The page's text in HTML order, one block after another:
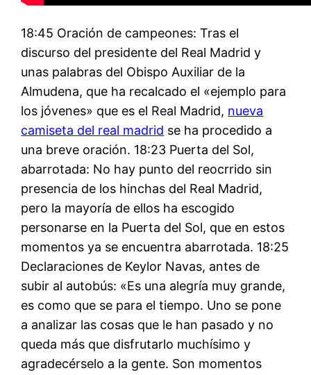
18:45 Oración de campeones: Tras el
discurso del presidente del Real Madrid y
unas palabras del Obispo Auxiliar de la
Almudena, que ha recalcado el «ejemplo para
los jóvenes» que es el Real Madrid, nueva
camiseta del real madrid se ha procedido a
una breve oración. 18:23 Puerta del Sol,
abarrotada: No hay punto del reocrrido sin
presencia de los hinchas del Real Madrid,
pero la mayoría de ellos ha escogido
personarse en la Puerta del Sol, que en estos
momentos ya se encuentra abarrotada. 18:25
Declaraciones de Keylor Navas, antes de
subir al autobús: «Es una alegría muy grande,
es como que se para el tiempo. Uno se pone
a analizar las cosas que le han pasado y no
queda más que disfrutarlo muchísimo y
agradecérselo a la gente. Son momentos